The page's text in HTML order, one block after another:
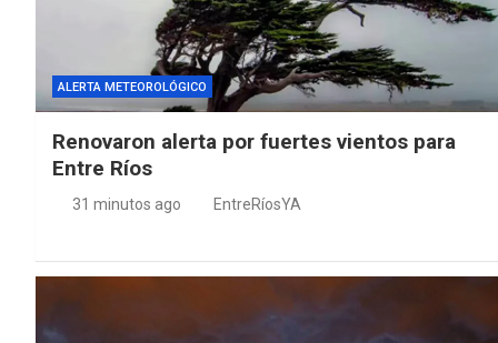
ALERTA METEOROLÓGICO
Renovaron alerta por fuertes vientos para
Entre Ríos
31 minutos ago EntreRíosYA